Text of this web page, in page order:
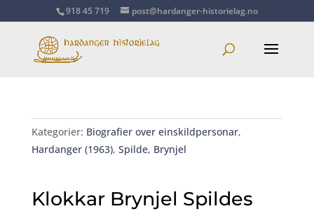
918 45 719 post@hardanger-historielag.no
Kategorier: Biografier over einskildpersonar,
Hardanger (1963), Spilde, Brynjel
Klokkar Brynjel Spildes